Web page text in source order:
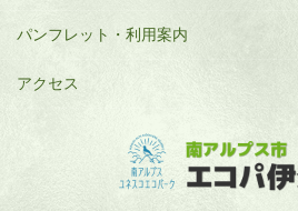
パンフレット・利用案内
アクセス